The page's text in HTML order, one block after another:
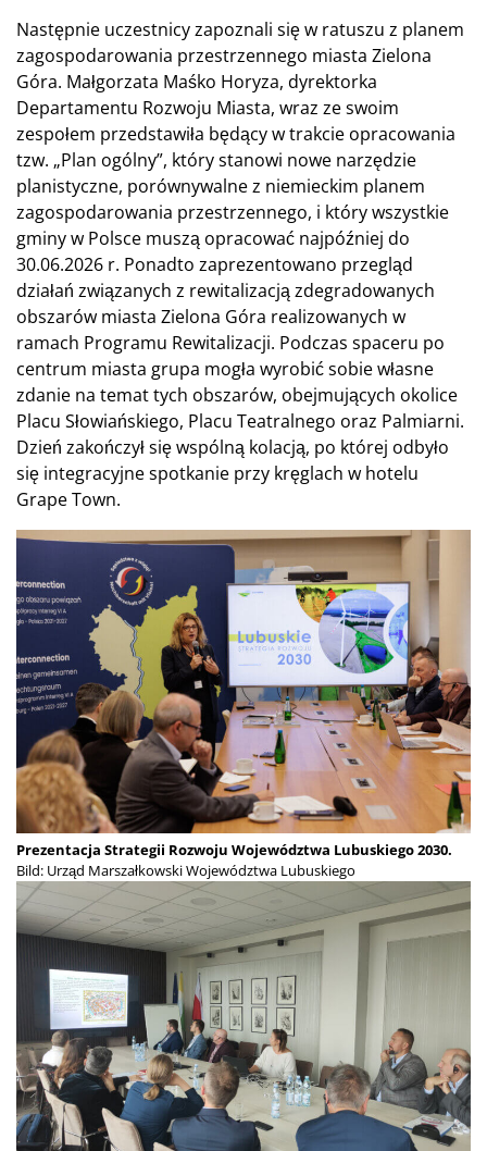
Następnie uczestnicy zapoznali się w ratuszu z planem
zagospodarowania przestrzennego miasta Zielona
Góra. Małgorzata Maśko Horyza, dyrektorka
Departamentu Rozwoju Miasta, wraz ze swoim
zespołem przedstawiła będący w trakcie opracowania
tzw. „Plan ogólny”, który stanowi nowe narzędzie
planistyczne, porównywalne z niemieckim planem
zagospodarowania przestrzennego, i który wszystkie
gminy w Polsce muszą opracować najpóźniej do
30.06.2026 r. Ponadto zaprezentowano przegląd
działań związanych z rewitalizacją zdegradowanych
obszarów miasta Zielona Góra realizowanych w
ramach Programu Rewitalizacji. Podczas spaceru po
centrum miasta grupa mogła wyrobić sobie własne
zdanie na temat tych obszarów, obejmujących okolice
Placu Słowiańskiego, Placu Teatralnego oraz Palmiarni.
Dzień zakończył się wspólną kolacją, po której odbyło
się integracyjne spotkanie przy kręglach w hotelu
Grape Town.
Prezentacja Strategii Rozwoju Województwa Lubuskiego 2030.
Bild: Urząd Marszałkowski Województwa Lubuskiego